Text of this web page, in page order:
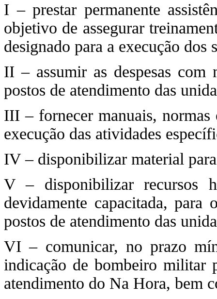
I – prestar permanente
objetivo de assegurar
designado para a execução dos
II – assumir as despesas com
postos de atendimento das
III – fornecer manuais, normas
execução das atividades
IV – disponibilizar material
V – disponibilizar recursos
devidamente capacitada, para
postos de atendimento das
VI – comunicar, no prazo
indicação de bombeiro militar
atendimento do Na Hora, bem